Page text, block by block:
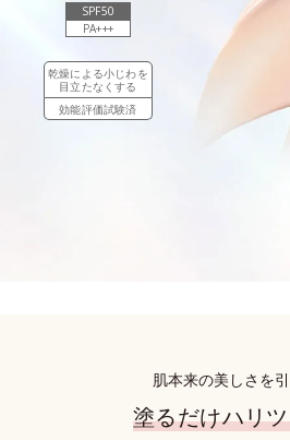
SPF50
PA+++
乾燥による小じわを
目立たなくする
効能評価試験済
肌本来の美しさを
塗るだけハリ